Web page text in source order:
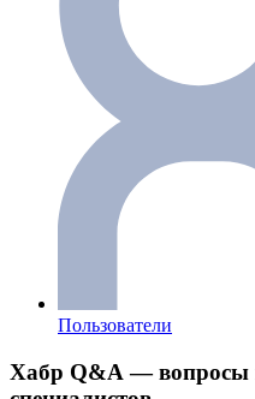
Пользователи
Хабр Q&A — вопросы